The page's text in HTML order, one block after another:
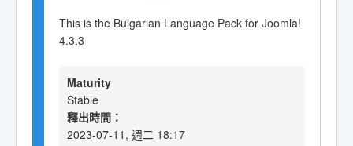
This is the Bulgarian Language Pack for Joomla!
4.3.3
Maturity
Stable
釋出時間：
2023-07-11, 週二 18:17